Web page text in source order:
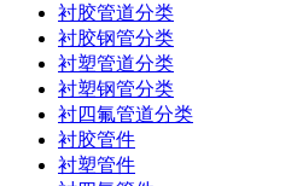
衬胶管道分类
衬胶钢管分类
衬塑管道分类
衬塑钢管分类
衬四氟管道分类
衬胶管件
衬塑管件